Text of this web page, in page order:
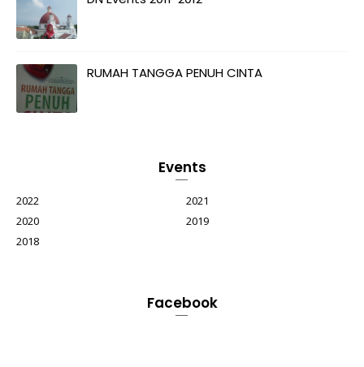
RUMAH TANGGA PENUH CINTA
Events
2022
2021
2020
2019
2018
Facebook